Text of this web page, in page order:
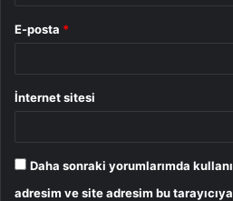
E-posta *
İnternet sitesi
Daha sonraki yorumlarımda
adresim ve site adresim bu